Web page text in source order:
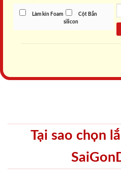
Làm kín Foam
Cột Bắn
silicon
Tại sao chọn